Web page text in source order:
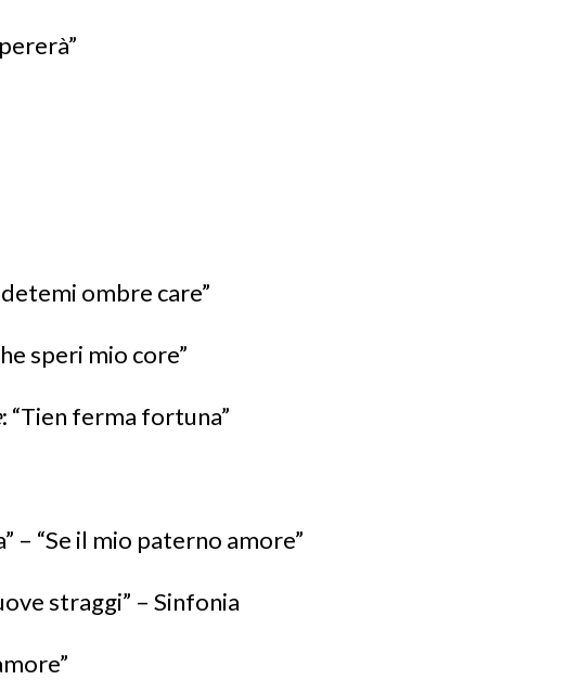
ombre care”
speri mio core”
: “Tien ferma fortuna”
– “Se il mio paterno amore”
straggi” – Sinfonia